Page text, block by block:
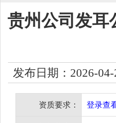
贵州公司发耳
发布日期：2026-
资质要求： 登录查